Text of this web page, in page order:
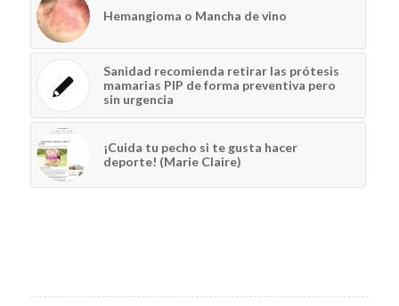
Hemangioma o Mancha de vino
Sanidad recomienda retirar las prótesis
mamarias PIP de forma preventiva pero
sin urgencia
¡Cuida tu pecho si te gusta hacer
deporte! (Marie Claire)